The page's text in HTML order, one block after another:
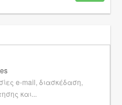
e-mail, διασκέδαση,
και...